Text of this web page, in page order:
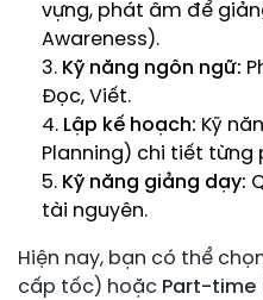
vựng, phát âm để
Awareness).
Kỹ năng ngôn ngữ:
Đọc, Viết.
Lập kế hoạch: Kỹ
Planning) chi tiết từng
Kỹ năng giảng dạy:
tài nguyên.
Hiện nay, bạn có thể
cấp tốc) hoặc Part-time